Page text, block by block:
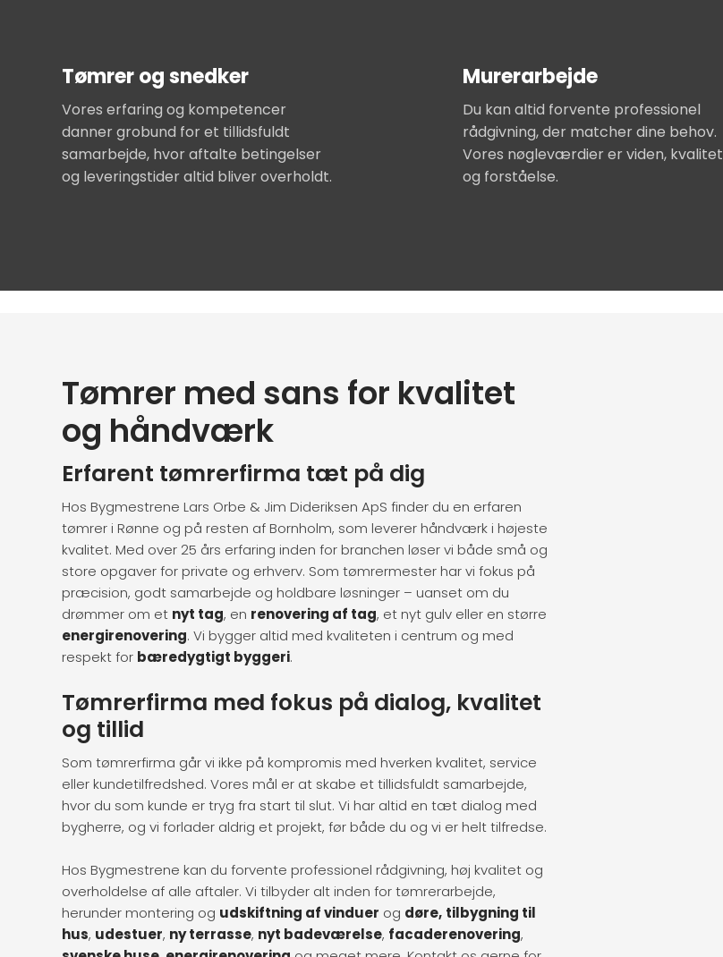
Tømrer og snedker
Vores erfaring og kompetencer
danner grobund for et tillidsfuldt
samarbejde, hvor aftalte betingelser
og leveringstider altid bliver overholdt.
Murerarbejde
Du kan altid forvente professionel
rådgivning, der matcher dine behov.
Vores nøgleværdier er viden, kvalitet
og forståelse.
Tømrer med sans for kvalitet
og håndværk
Erfarent tømrerfirma tæt på dig
​Hos Bygmestrene Lars Orbe & Jim Dideriksen ApS finder du en erfaren
tømrer i Rønne og på resten af Bornholm, som leverer håndværk i højeste
kvalitet. Med over 25 års erfaring inden for branchen løser vi både små og
store opgaver for private og erhverv. Som tømrermester har vi fokus på
præcision, godt samarbejde og holdbare løsninger – uanset om du
drømmer om et nyt tag, en renovering af tag, et nyt gulv eller en større
energirenovering. Vi bygger altid med kvaliteten i centrum og med
respekt for bæredygtigt byggeri.
Tømrerfirma med fokus på dialog, kvalitet
og tillid
Som tømrerfirma går vi ikke på kompromis med hverken kvalitet, service
eller kundetilfredshed. Vores mål er at skabe et tillidsfuldt samarbejde,
hvor du som kunde er tryg fra start til slut. Vi har altid en tæt dialog med
bygherre, og vi forlader aldrig et projekt, før både du og vi er helt tilfredse.
Hos Bygmestrene kan du forvente professionel rådgivning, høj kvalitet og
overholdelse af alle aftaler. Vi tilbyder alt inden for tømrerarbejde,
herunder montering og udskiftning af vinduer og døre, tilbygning til
hus, udestuer, ny terrasse, nyt badeværelse, facaderenovering,